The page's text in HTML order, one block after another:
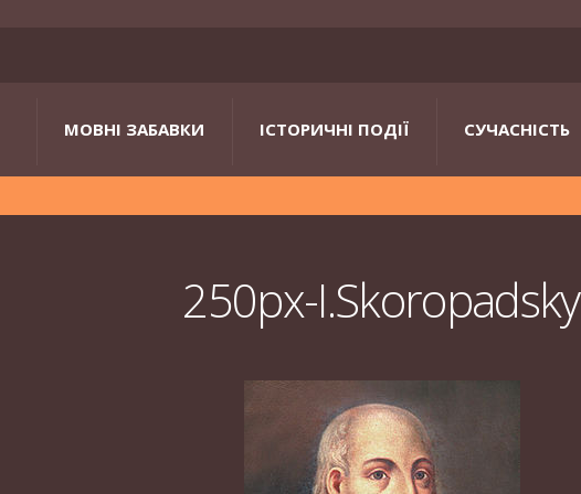
МОВНІ ЗАБАВКИ ІСТОРИЧНІ ПОДІЇ СУЧАСНІСТЬ
250px-I.Skoropadsky